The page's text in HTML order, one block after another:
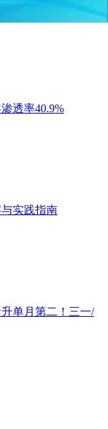
透率40.9%
实践指南
单月第二！三一/